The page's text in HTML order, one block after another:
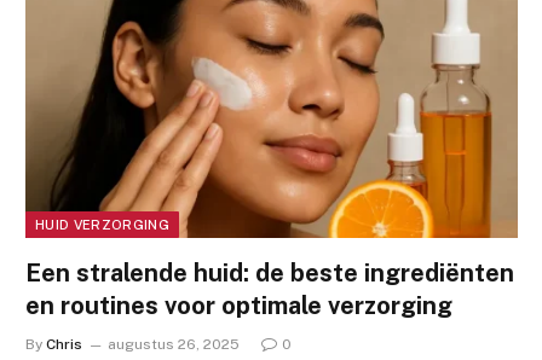
HUID VERZORGING
Een stralende huid: de beste ingrediënten
en routines voor optimale verzorging
By Chris augustus 26, 2025 0